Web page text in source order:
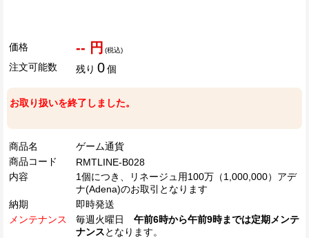
価格 -- 円 (税込)
注文可能数 残り 0個
お取り扱いを終了しました。
商品名
ゲーム通貨
商品コード
RMTLINE-B028
内容
1個につき、リネージュ用100万（1,000,000）アデ
ナ(Adena)のお取引となります
納期
即時発送
メンテナンス
毎週火曜日 午前6時から午前9時までは定期メンテ
ナンスとなります。